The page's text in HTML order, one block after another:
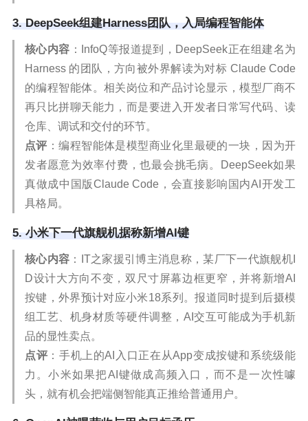
3. DeepSeek组建Harness团队，入局编程智能体
核心内容 ：InfoQ等报道提到，DeepSeek正在组建名为
Harness 的团队，方向被外界解读为对标 Claude Code
的编程智能体。相关岗位和产品讨论显示，模型厂商不
再只比拼聊天能力，而是要进入开发者日常写代码、读
仓库、调试和交付的环节。
点评 ：编程智能体是模型商业化里最硬的一块，因为开
发者愿意为效率付费，也最会挑毛病。DeepSeek如果
真做成中国版Claude Code，会直接影响国内AI开发工
具格局。
5. 小米下一代旗舰机据称新增AI键
核心内容 ：IT之家援引博主消息称，某厂下一代旗舰机I
D设计大方向不变，双尺寸屏幕边框更窄，并将新增AI
按键，外界预计对应小米18系列。报道同时提到后摄模
组工艺、机身材质等硬件调整，AI交互可能成为手机新
品的显性卖点。
点评 ：手机上的AI入口正在从App变成按键和系统级能
力。小米如果把AI键做成高频入口，而不是一次性噱
头，就有机会把端侧智能真正推给普通用户。